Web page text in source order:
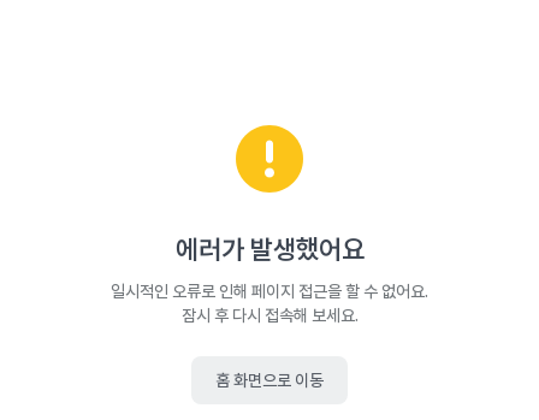
에러가 발생했어요
일시적인 오류로 인해 페이지 접근을 할 수 없어요.
잠시 후 다시 접속해 보세요.
홈 화면으로 이동